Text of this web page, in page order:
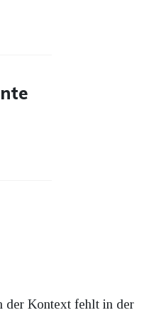
der Kontext fehlt in der